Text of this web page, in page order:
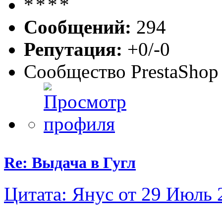
Сообщений: 294
Репутация: +0/-0
Сообщество PrestaShop
Re: Выдача в Гугл
Цитата: Янус от 29 Июль